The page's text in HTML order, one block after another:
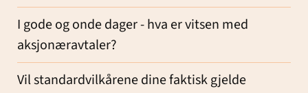
I gode og onde dager - hva er vitsen med
aksjonæravtaler?
Vil standardvilkårene dine faktisk gjelde